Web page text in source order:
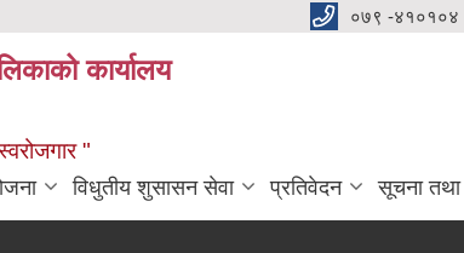
०७९ -
कार्यालय
"
विधुतीय शुसासन सेवा प्रतिवेदन सूचना तथा